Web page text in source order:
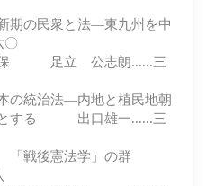
民衆と法―東九州を中
足立 公志朗......三
治法―内地と植民地朝
とする 出口雄一......三
後憲法学」の群